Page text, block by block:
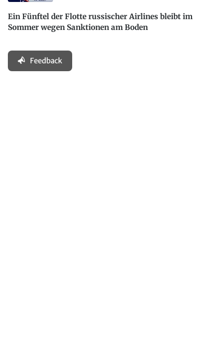
Ein Fünftel der Flotte russischer Airlines bleibt im
Sommer wegen Sanktionen am Boden
Feedback